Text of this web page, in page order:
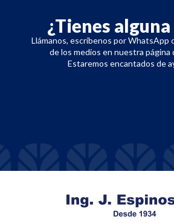
¿Tienes
Llámanos, escríbenos por WhatsApp
de los medios en nuestra página
Estaremos encantados de